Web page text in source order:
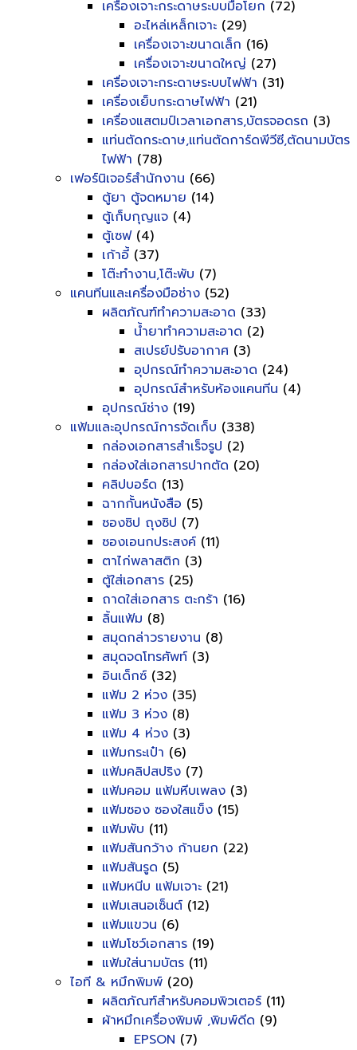
เครื่องเจาะกระดาษระบบมือโยก (72)
อะไหล่เหล็กเจาะ (29)
เครื่องเจาะขนาดเล็ก (16)
เครื่องเจาะขนาดใหญ่ (27)
เครื่องเจาะกระดาษระบบไฟฟ้า (31)
เครื่องเย็บกระดาษไฟฟ้า (21)
เครื่องแสตมป์เวลาเอกสาร,บัตรจอดรถ (3)
แท่นตัดกระดาษ,แท่นตัดการ์ดพีวีซี,ตัดนามบัตร
ไฟฟ้า (78)
เฟอร์นิเจอร์สำนักงาน (66)
ตู้ยา ตู้จดหมาย (14)
ตู้เก็บกุญแจ (4)
ตู้เซฟ(4)
เก้าอี้ (37)
โต๊ะทำงาน,โต๊ะพับ (7)
แคนทีนและเครื่องมือช่าง (52)
ผลิตภัณฑ์ทำความสะอาด (33)
น้ำยาทำความสะอาด (2)
สเปรย์ปรับอากาศ (3)
อุปกรณ์ทำความสะอาด (24)
อุปกรณ์สำหรับห้องแคนทีน (4)
อุปกรณ์ช่าง (19)
แฟ้มและอุปกรณ์การจัดเก็บ (338)
กล่องเอกสารสำเร็จรูป (2)
กล่องใส่เอกสารปากตัด (20)
คลิปบอร์ด (13)
ฉากกั้นหนังสือ (5)
ซองซิป ถุงซิป (7)
ซองเอนกประสงค์ (11)
ตาไก่พลาสติก (3)
ตู้ใส่เอกสาร (25)
ถาดใส่เอกสาร ตะกร้า (16)
ลิ้นแฟ้ม (8)
สมุดกล่าวรายงาน (8)
สมุดจดโทรศัพท์ (3)
อินเด็กซ์ (32)
แฟ้ม 2 ห่วง (35)
แฟ้ม 3 ห่วง (8)
แฟ้ม 4 ห่วง (3)
แฟ้มกระเป๋า (6)
แฟ้มคลิปสปริง (7)
แฟ้มคอม แฟ้มหีบเพลง (3)
แฟ้มซอง ซองใสแข็ง (15)
แฟ้มพับ (11)
แฟ้มสันกว้าง ก้านยก (22)
แฟ้มสันรูด (5)
แฟ้มหนีบ แฟ้มเจาะ (21)
แฟ้มเสนอเซ็นต์ (12)
แฟ้มแขวน (6)
แฟ้มโชว์เอกสาร (19)
แฟ้มใส่นามบัตร (11)
ไอที & หมึกพิมพ์ (20)
ผลิตภัณฑ์สำหรับคอมพิวเตอร์ (11)
ผ้าหมึกเครื่องพิมพ์ ,พิมพ์ดีด (9)
EPSON (7)